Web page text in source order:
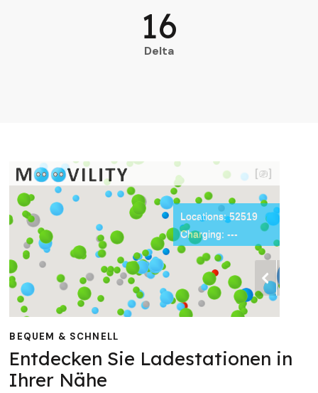
Delta
16
BEQUEM & SCHNELL
Entdecken Sie Ladestationen in
Ihrer Nähe